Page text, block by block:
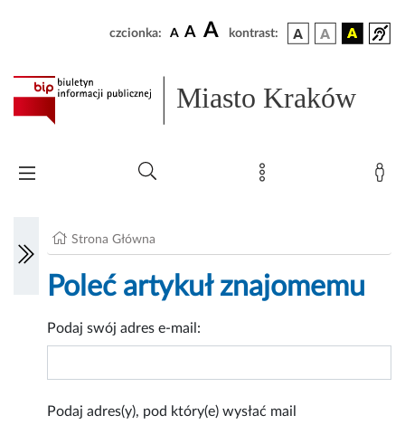
czcionka: A A A kontrast:
Miasto Kraków
Strona Główna
Poleć artykuł znajomemu
Podaj swój adres e-mail:
Podaj adres(y), pod który(e) wysłać mail